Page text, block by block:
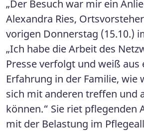
„Der Besuch war mir ein
Alexandra Ries,
vorigen Donnerstag (15.10.)
„Ich habe die Arbeit des
Presse verfolgt und weiß aus
Erfahrung in der Familie, wie
sich mit anderen treffen und
können.“ Sie riet pflegenden
mit der Belastung im